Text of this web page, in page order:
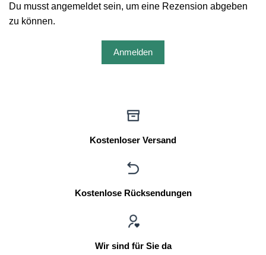
Du musst angemeldet sein, um eine Rezension abgeben
zu können.
Anmelden
Kostenloser Versand
Kostenlose Rücksendungen
Wir sind für Sie da